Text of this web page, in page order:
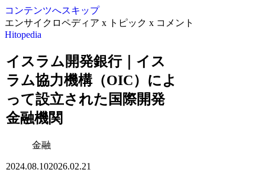
コンテンツへスキップ
エンサイクロペディア x トピック x コメント
Hitopedia
イスラム開発銀行｜イス
ラム協力機構（OIC）によ
って設立された国際開発
金融機関
金融
2024.08.102026.02.21